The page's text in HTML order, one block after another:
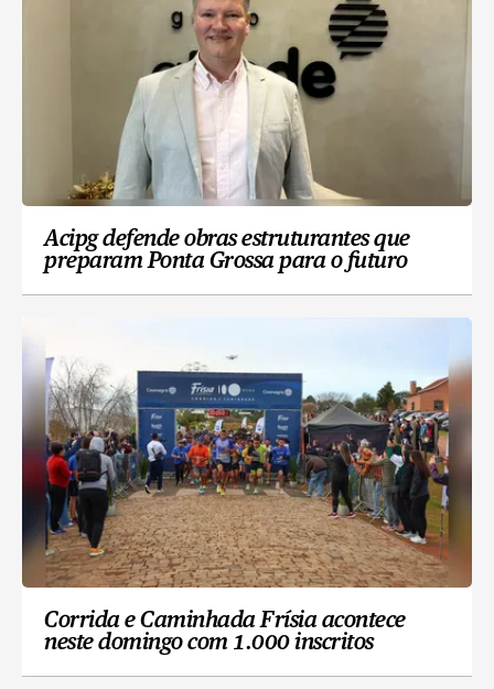
Acipg defende obras estruturantes que
preparam Ponta Grossa para o futuro
Corrida e Caminhada Frísia acontece
neste domingo com 1.000 inscritos